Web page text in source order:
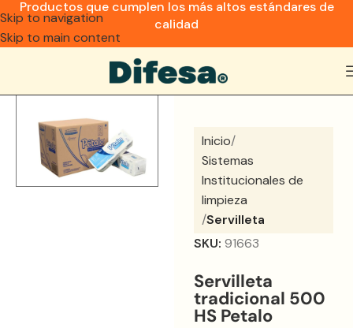
Skip to navigation
Skip to main content
Inicio
Sistemas
Institucionales de
limpieza
Servilleta
SKU:91663
Servilleta
tradicional 500
HS Petalo
Productos que cumplen los más altos estándares de
calidad